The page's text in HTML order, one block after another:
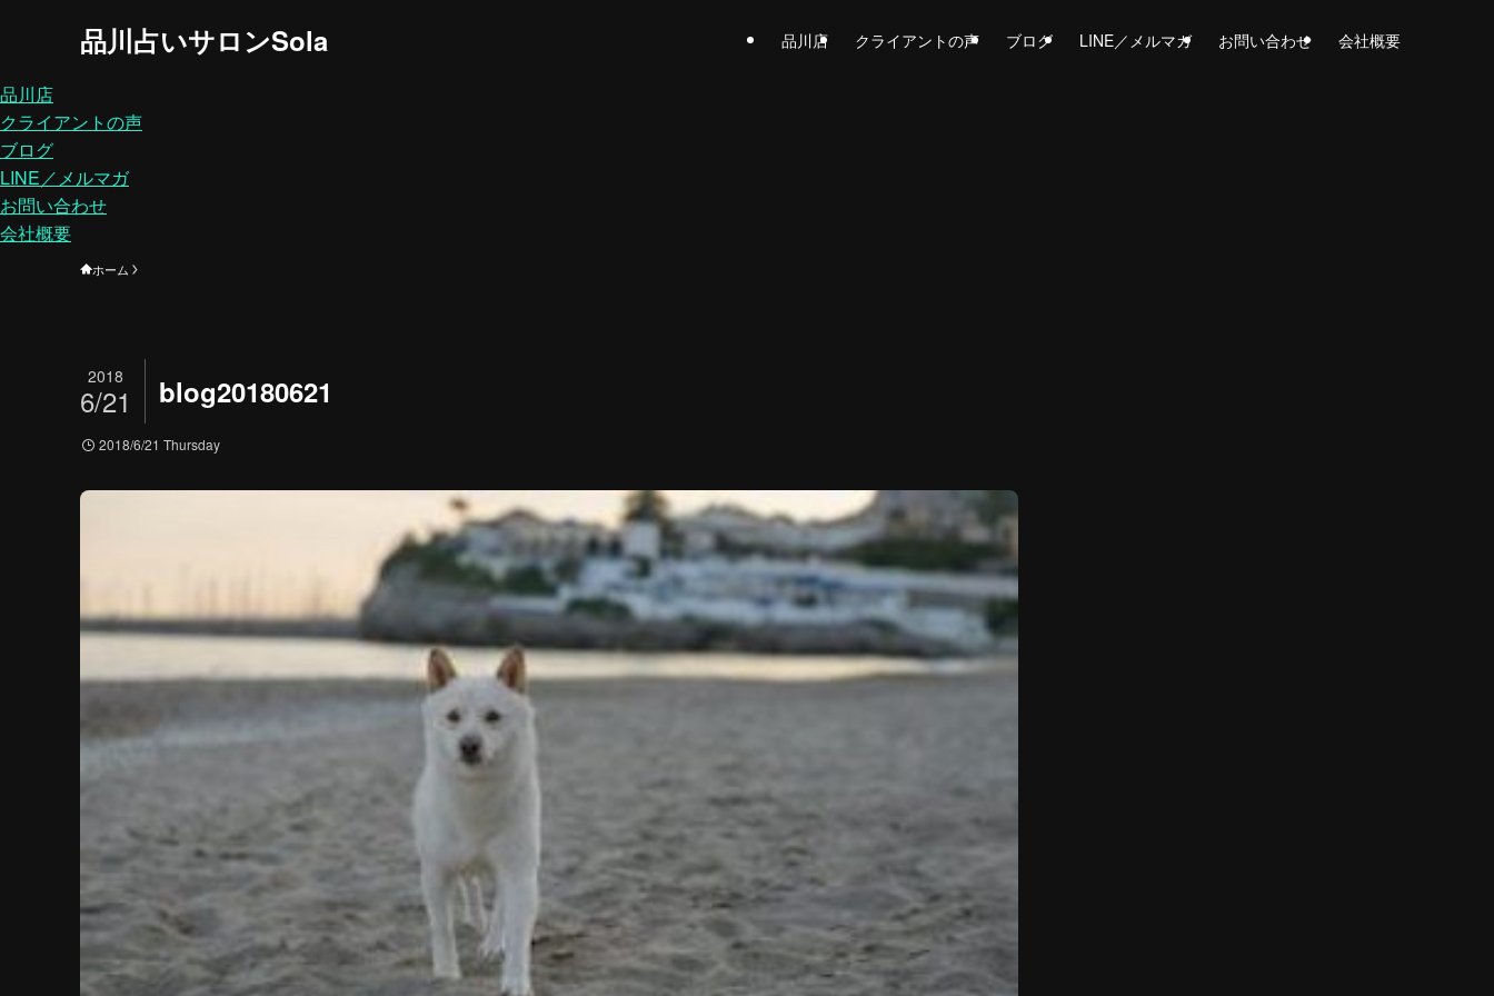
品川占いサロンSola 品川店 クライアントの声 ブログ LINE／メルマガ お問い合わせ 会社概要
品川店
クライアントの声
ブログ
LINE／メルマガ
お問い合わせ
会社概要
ホーム
blog20180621
2018
6/21
2018/6/21 Thursday